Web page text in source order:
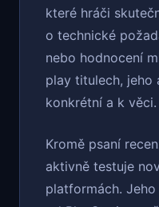
které hráči
o technické
nebo hodnocení
play titulech, jeho
konkrétní a k věci.
Kromě psaní
aktivně testuje
platformách.